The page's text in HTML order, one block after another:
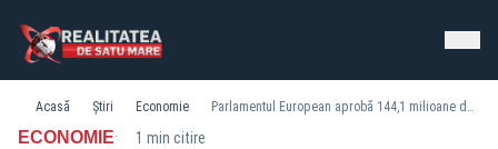
Acasă Știri Economie Parlamentul European aprobă 144,1 milioane de euro pentru România, Spania și Cipru după dezastrele din 2025
ECONOMIE· 1 min citire